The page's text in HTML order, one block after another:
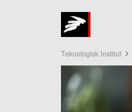
Teknologisk Institut